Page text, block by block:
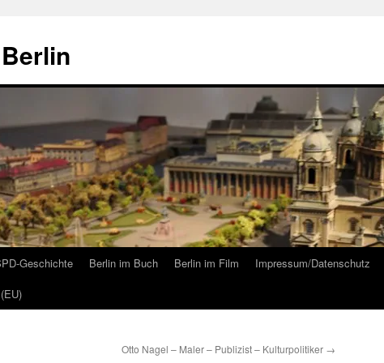
Geschichte Berlin im Buch Berlin im Film Impressum/Datenschutz
Otto Nagel – Maler – Publizist – Kulturpolitiker →